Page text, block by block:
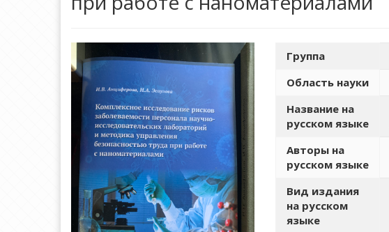
Группа
Область науки
Название на
русском языке
Авторы на
русском языке
Вид издания
на русском
языке